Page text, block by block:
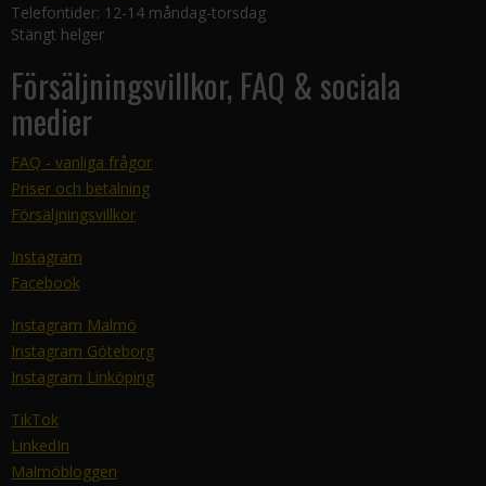
Telefontider: 12-14 måndag-torsdag
Stängt helger
Försäljningsvillkor, FAQ & sociala
medier
FAQ - vanliga frågor
Priser och betalning
Försäljningsvillkor
Instagram
Facebook
Instagram Malmö
Instagram Göteborg
Instagram Linköping
TikTok
LinkedIn
Malmöbloggen